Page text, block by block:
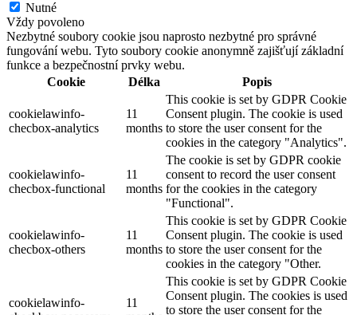
Nutné
Vždy povoleno
Nezbytné soubory cookie jsou naprosto nezbytné pro správné
fungování webu. Tyto soubory cookie anonymně zajišťují základní
funkce a bezpečnostní prvky webu.
Cookie
Délka Popis
cookielawinfo-
checbox-analytics
11
months
This cookie is set by GDPR Cookie
Consent plugin. The cookie is used
to store the user consent for the
cookies in the category "Analytics".
cookielawinfo-
checbox-functional
11
months
The cookie is set by GDPR cookie
consent to record the user consent
for the cookies in the category
"Functional".
cookielawinfo-
checbox-others
11
months
This cookie is set by GDPR Cookie
Consent plugin. The cookie is used
to store the user consent for the
cookies in the category "Other.
cookielawinfo-
11
This cookie is set by GDPR Cookie
Consent plugin. The cookies is used
to store the user consent for the